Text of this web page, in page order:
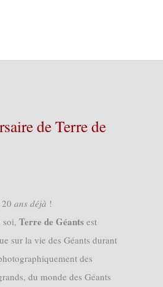
de Terre de
20 𝑎𝑛𝑠 𝑑𝑒́𝑗𝑎̀ !
Terre de Géants est
sur la vie des Géants durant
des
du monde des Géants